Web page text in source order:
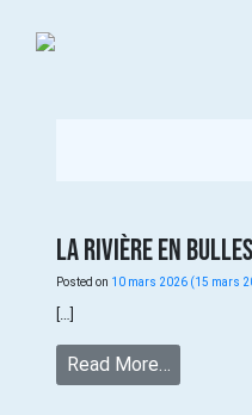
La rivière en
Posted on 10 mars 2026 (15 mars
[…]
Read More…